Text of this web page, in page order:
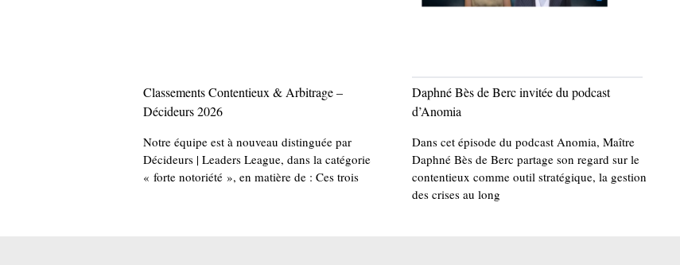
Classements Contentieux & Arbitrage –
Décideurs 2026
Notre équipe est à nouveau distinguée par
Décideurs | Leaders League, dans la catégorie
« forte notoriété », en matière de : Ces trois
Daphné Bès de Berc invitée du podcast
d’Anomia
Dans cet épisode du podcast Anomia, Maître
Daphné Bès de Berc partage son regard sur le
contentieux comme outil stratégique, la gestion
des crises au long